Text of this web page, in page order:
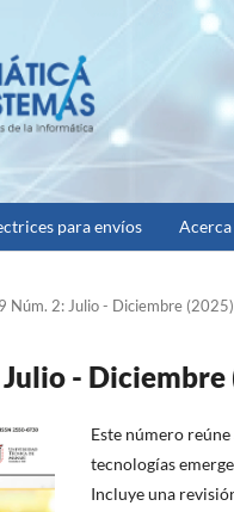
para envíos Acerca
Núm. 2: Julio - Diciembre (2025)
- Diciembre
Este número
tecnologías
Incluye una